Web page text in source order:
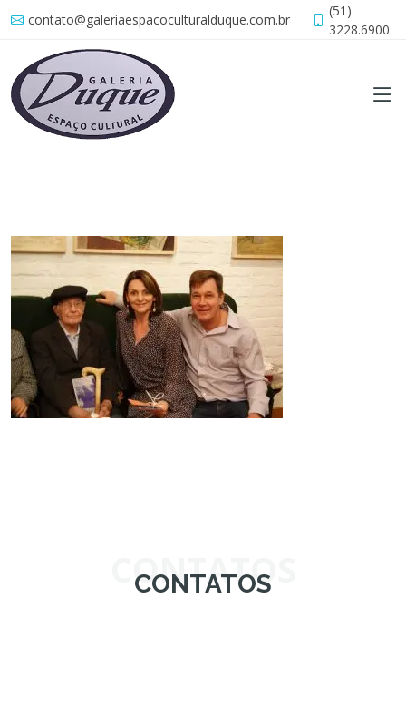
contato@galeriaespacoculturalduque.com.br
(51)
3228.6900
CONTATOS
CONTATOS